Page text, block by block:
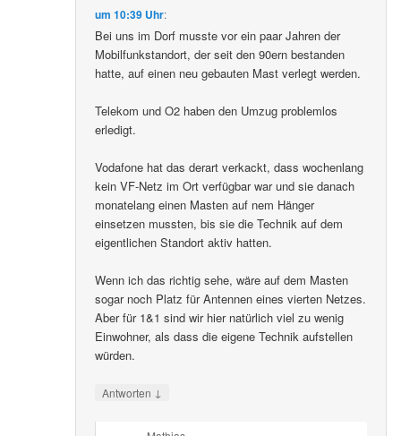
um 10:39 Uhr:
Bei uns im Dorf musste vor ein paar Jahren der
Mobilfunkstandort, der seit den 90ern bestanden
hatte, auf einen neu gebauten Mast verlegt werden.
Telekom und O2 haben den Umzug problemlos
erledigt.
Vodafone hat das derart verkackt, dass wochenlang
kein VF-Netz im Ort verfügbar war und sie danach
monatelang einen Masten auf nem Hänger
einsetzen mussten, bis sie die Technik auf dem
eigentlichen Standort aktiv hatten.
Wenn ich das richtig sehe, wäre auf dem Masten
sogar noch Platz für Antennen eines vierten Netzes.
Aber für 1&1 sind wir hier natürlich viel zu wenig
Einwohner, als dass die eigene Technik aufstellen
würden.
Antworten ↓